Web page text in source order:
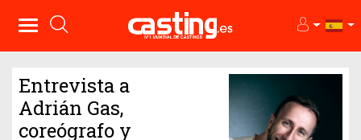
Entrevista a
Adrián Gas,
coreógrafo y